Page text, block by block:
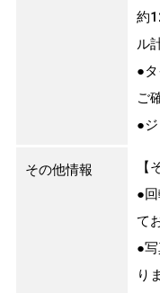
約
ル
●
ご
●
その他情報
【
●
て
●
り